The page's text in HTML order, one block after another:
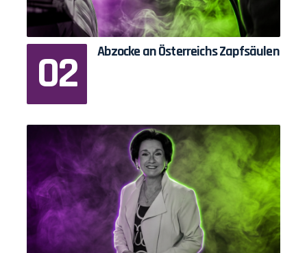
Abzocke an Österreichs Zapfsäulen